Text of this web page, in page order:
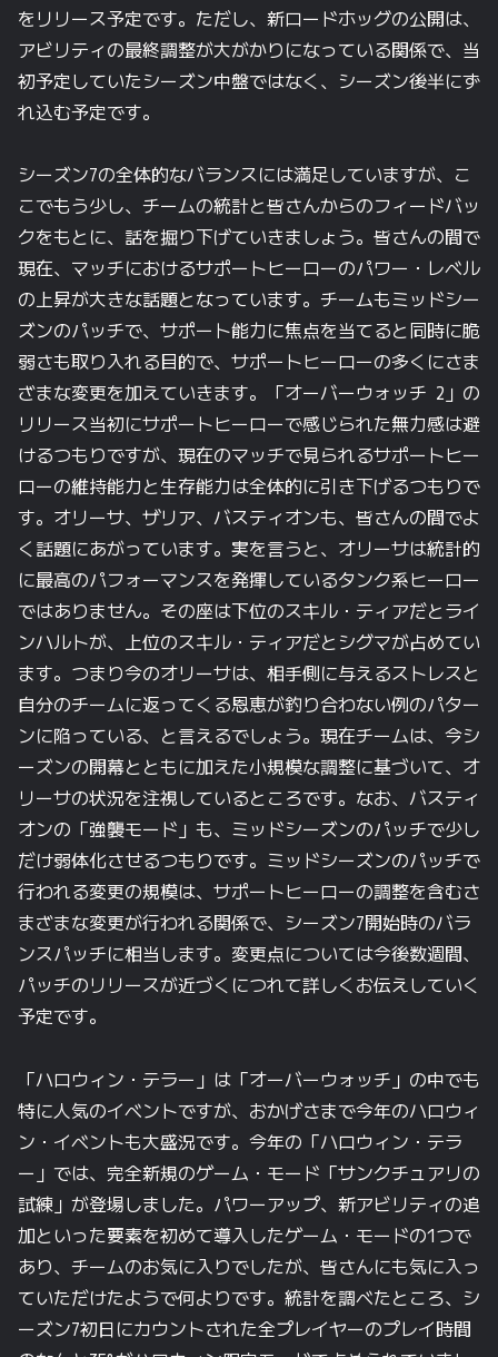
を リリース予定です。 ただし、 新ロードホッグの公開は、
アビリティの最終調整が大がかりになっている関係で、 当
初予定していた シーズン中盤ではなく、 シーズン後半にず
れ込む予定です。
シーズン7の全体的なバランスには満足していますが、 こ
こでもう少し、 チームの統計と皆さんからのフィードバッ
クをもとに、 話を掘り下げていきましょう。 皆さんの間で
現在、 マッチにおけるサポートヒーローのパワー・レベル
の上昇が大きな話題となっています。 チームもミッドシー
ズンのパッチで、 サポート能力に焦点を当てると 同時に脆
弱さも取り入れる 目的で、 サポートヒーローの多くにさま
ざまな変更を加えていきます。
「オーバーウォッチ 2」の
リリース当初にサポートヒーローで感じられた無力感は避
けるつもりですが、 現在のマッチで見られるサポートヒー
ローの維持能力と生存能力は全体的に引き下げるつもりで
す。 オリーサ、 ザリア、 バスティオンも、 皆さんの間でよ
く 話題にあがっています。 実を言うと、 オリーサは統計的
に最高のパフォーマンスを発揮しているタンク系ヒーロー
ではありません。 その座は下位のスキル・ティアだとライ
ンハルトが、 上位のスキル・ティアだと シグマが占めてい
ます。 つまり今のオリーサは、 相手側に与えるストレスと
自分のチームに返ってくる恩恵が釣り合わない例のパター
ンに陥っている、と言えるでしょう。 現在チームは、 今シ
ーズンの開幕とともに加えた小規模な調整に基づいて、 オ
リーサの状況を注視しているところです。 なお、 バスティ
オンの 「強襲モード」も、 ミッドシーズンのパッチで少し
だけ弱体化させるつもりです。 ミッドシーズンのパッチで
行われる変更の規模は、 サポートヒーローの調整を含むさ
まざまな変更が行われる関係で、 シーズン7開始時のバラ
ンスパッチに相当します。 変更点については今後数週間、
パッチのリリースが近づくにつれて詳しく お伝えしていく
予定です。
「ハロウィン・テラー」は 「オーバーウォッチ」の中でも
特に人気のイベントですが、 おかげさまで今年のハロウィ
ン・イベントも大盛況です。 今年の 「ハロウィン・テラ
ー」では、 完全新規のゲーム・モード 「サンクチュアリの
試練」が登場しました。 パワーアップ、 新アビリティの追
加といった要素を初めて導入したゲーム・モードの1つで
あり、 チームのお気に入りでしたが、 皆さんにも気に入っ
ていただけたようで何よりです。 統計を調べたところ、 シ
ーズン7初日にカウントされた全プレイヤーのプレイ時間